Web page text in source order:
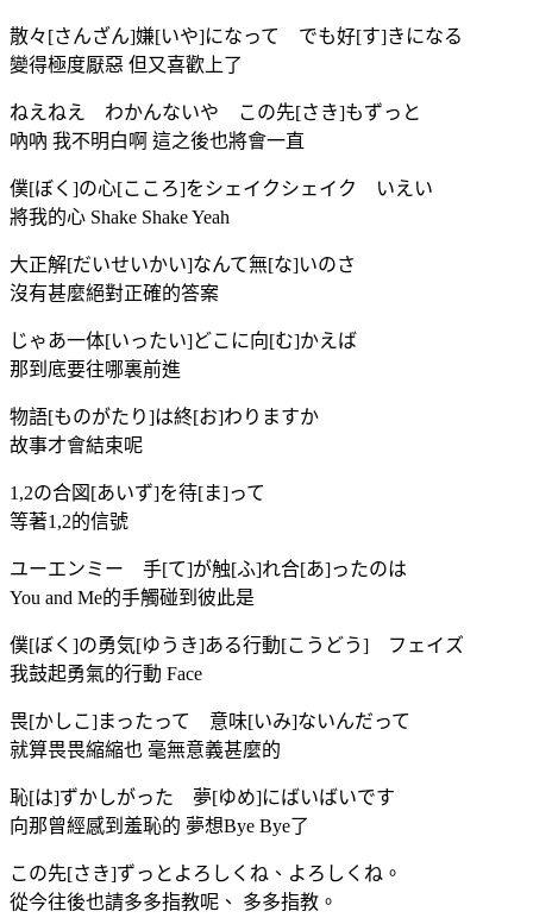
散々[さんざん]嫌[いや]になって でも好[す]きになる
變得極度厭惡 但又喜歡上了
ねえねえ わかんないや この先[さき]もずっと
吶吶 我不明白啊 這之後也將會一直
僕[ぼく]の心[こころ]をシェイクシェイク いえい
將我的心 Shake Shake Yeah
大正解[だいせいかい]なんて無[な]いのさ
沒有甚麼絕對正確的答案
じゃあ一体[いったい]どこに向[む]かえば
那到底要往哪裏前進
物語[ものがたり]は終[お]わりますか
故事才會結束呢
1,2の合図[あいず]を待[ま]って
等著1,2的信號
ユーエンミー 手[て]が触[ふ]れ合[あ]ったのは
You and Me的手觸碰到彼此是
僕[ぼく]の勇気[ゆうき]ある行動[こうどう] フェイズ
我鼓起勇氣的行動 Face
畏[かしこ]まったって 意味[いみ]ないんだって
就算畏畏縮縮也 毫無意義甚麼的
恥[は]ずかしがった 夢[ゆめ]にばいばいです
向那曾經感到羞恥的 夢想Bye Bye了
この先[さき]ずっとよろしくね、よろしくね。
從今往後也請多多指教呢、 多多指教。